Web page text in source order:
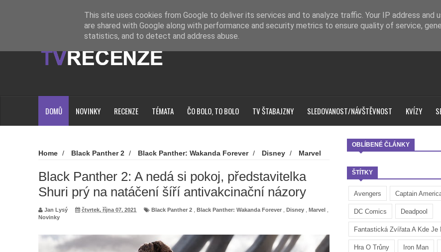
Loading...
DOMŮ NOVINKY RECENZE TÉMATA ČO BOLO, TO BOLO TV ŠTABAJZNY SLEDOVANOST/NÁVŠTĚVNOST KVÍZY
OBLÍBENÉ ČLÁNKY
ŠTÍTKY
Avengers Captain
DC Comics Deadpool
Fantastická Zvířata A Kde Je
Hra O Trůny Iron Man
Home / Black Panther 2 / Black Panther: Wakanda Forever / Disney /
Marvel
antivakcinační názory
Black Panther 2: A nedá si pokoj, představitelka
Shuri prý na natáčení šíří antivakcinační názory
Jan Lysý čtvrtek, října 07, 2021 Black Panther 2 Black Panther: Wakanda Forever Disney Marvel
Novinky
This site uses cookies from Google to deliver its services and to analyze traffic. Your IP address and
are shared with Google along with performance and security metrics to ensure quality of service,
statistics, and to detect and address abuse.